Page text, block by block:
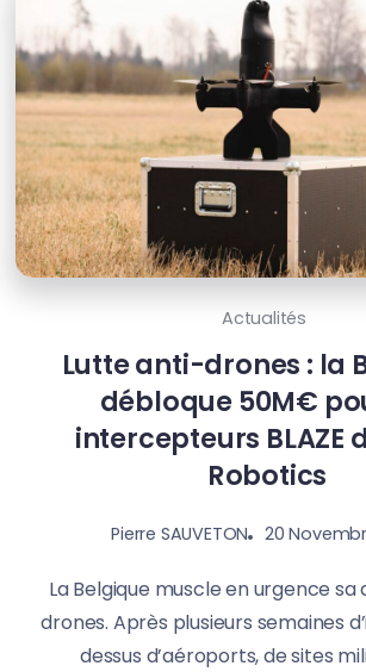
Actualités
Lutte anti-drones : la
débloque 50M€
intercepteurs BLAZE
Robotics
Pierre SAUVETON 20
La Belgique muscle en urgence
drones. Après plusieurs semaines
dessus d’aéroports, de sites